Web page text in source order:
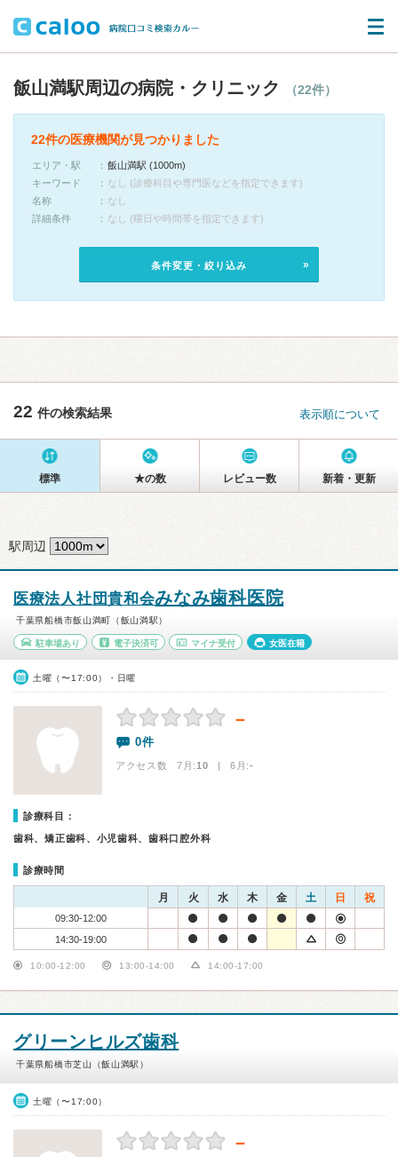
飯山満駅周辺の病院・クリニック （22件）
22件の医療機関が見つかりました
エリア・駅
飯山満駅 (1000m)
キーワード
なし (診療科目や専門医などを指定できます)
名称
なし
詳細条件
なし (曜日や時間帯を指定できます)
条件変更・絞り込み
22 件の検索結果 表示順について
標準 ★の数 レビュー数 新着・更新
駅周辺
医療法人社団貴和会みなみ歯科医院
千葉県船橋市飯山満町（飯山満駅）
駐車場あり 電子決済可 マイナ受付 女医在籍
土曜（〜17:00）・日曜
－
0件
アクセス数 7月:10 | 6月:-
診療科目：
歯科、矯正歯科、小児歯科、歯科口腔外科
診療時間
月 火 水 木 金 土 日 祝
09:30-12:00
14:30-19:00
10:00-12:00 13:00-14:00 14:00-17:00
グリーンヒルズ歯科
千葉県船橋市芝山（飯山満駅）
土曜（〜17:00）
－